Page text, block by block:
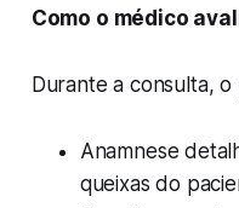
Como o médico
Durante a consulta, o
Anamnese
queixas do